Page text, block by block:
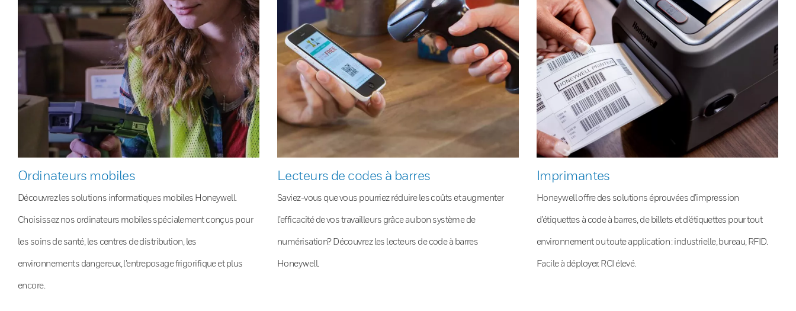
Ordinateurs mobiles
Découvrez les solutions informatiques mobiles Honeywell.
Choisissez nos ordinateurs mobiles spécialement conçus pour
les soins de santé, les centres de distribution, les
environnements dangereux, l’entreposage frigorifique et plus
encore.
Lecteurs de codes à barres
Saviez-vous que vous pourriez réduire les coûts et augmenter
l’efficacité de vos travailleurs grâce au bon système de
numérisation? Découvrez les lecteurs de code à barres
Honeywell.
Imprimantes
Honeywell offre des solutions éprouvées d’impression
d’étiquettes à code à barres, de billets et d’étiquettes pour tout
environnement ou toute application : industrielle, bureau, RFID.
Facile à déployer. RCI élevé.